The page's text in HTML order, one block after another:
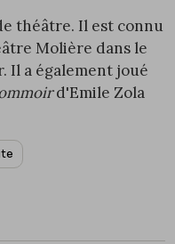
théâtre. Il est connu
Molière dans le
Il a également joué
d'Emile Zola
Tournachon, dit